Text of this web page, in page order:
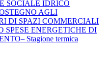
SOCIALE IDRICO
AGLI
DI SPAZI COMMERCIALI
SPESE ENERGETICHE DI
Stagione termica